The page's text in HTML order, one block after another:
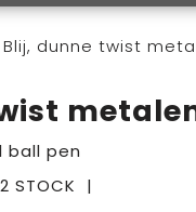
Blij, dunne twist
ball pen
STOCK